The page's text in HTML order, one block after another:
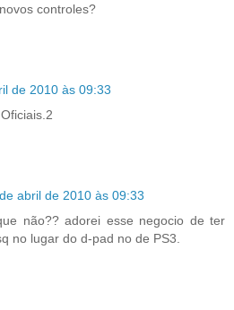
controles?
de 2010 às 09:33
abril de 2010 às 09:33
não?? adorei esse negocio de ter
no lugar do d-pad no de PS3.